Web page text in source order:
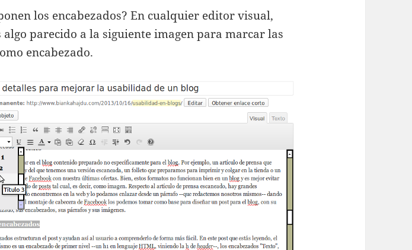
los encabezados? En cualquier editor visual,
algo parecido a la siguiente imagen para marcar las
encabezado.